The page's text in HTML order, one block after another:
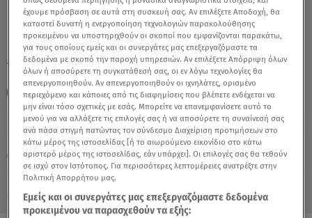
Πέμπτη 6 Αυγούστου 2026
19.06.23, 15:22 MEDIA
TAGS: ΛΑΜΠΡΟΣ ΚΩΝΣΤΑΝΤΑΡΑΣ ΕΛΕΝΗ ΤΣΟΛΑΚΗ
BREAKFAST@STAR OPEN WEEKEND
έχουμε πρόσβαση σε αυτά στη συσκευή σας. Αν επιλέξετε Αποδοχή, θα
καταστεί δυνατή η ενεργοποίηση τεχνολογιών παρακολούθησης
προκειμένου να υποστηριχθούν οι σκοποί που εμφανίζονται παρακάτω,
για τους οποίους εμείς και οι συνεργάτες μας επεξεργαζόμαστε τα
δεδομένα με σκοπό την παροχή υπηρεσιών. Αν επιλέξετε Απόρριψη όλων
όλων ή αποσύρετε τη συγκατάθεσή σας, οι εν λόγω τεχνολογίες θα
απενεργοποιηθούν. Αν απενεργοποιηθούν οι ιχνηλάτες, ορισμένο
περιεχόμενο και κάποιες από τις διαφημίσεις που βλέπετε ενδέχεται να
μην είναι τόσο σχετικές με εσάς. Μπορείτε να επανεμφανίσετε αυτό το
μενού για να αλλάξετε τις επιλογές σας ή να αποσύρετε τη συναίνεσή σας
ανά πάσα στιγμή πατώντας τον σύνδεσμο Διαχείριση προτιμήσεων στο
κάτω μέρος της ιστοσελίδας [ή το αιωρούμενο εικονίδιο στο κάτω
αριστερό μέρος της ιστοσελίδας, εάν υπάρχει]. Οι επιλογές σας θα τεθούν
σε ισχύ στον Ιστότοπος. Για περισσότερες λεπτομέρειες ανατρέξτε στην
Πολιτική Απορρήτου μας.
Εμείς και οι συνεργάτες μας επεξεργαζόμαστε δεδομένα
προκειμένου να παρασχεθούν τα εξής: